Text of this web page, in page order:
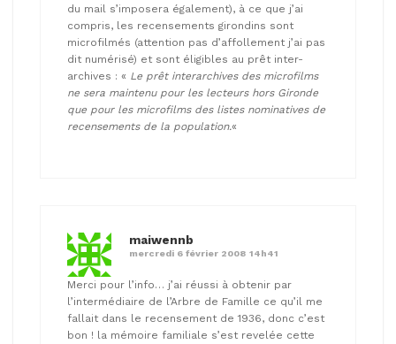
du mail s’imposera également), à ce que j’ai
compris, les recensements girondins sont
microfilmés (attention pas d’affollement j’ai pas
dit numérisé) et sont éligibles au prêt inter-
archives : « Le prêt interarchives des microfilms
ne sera maintenu pour les lecteurs hors Gironde
que pour les microfilms des listes nominatives de
recensements de la population.«
maiwennb
mercredi 6 février 2008 14h41
Merci pour l’info… j’ai réussi à obtenir par
l’intermédiaire de l’Arbre de Famille ce qu’il me
fallait dans le recensement de 1936, donc c’est
bon ! la mémoire familiale s’est revelée cette